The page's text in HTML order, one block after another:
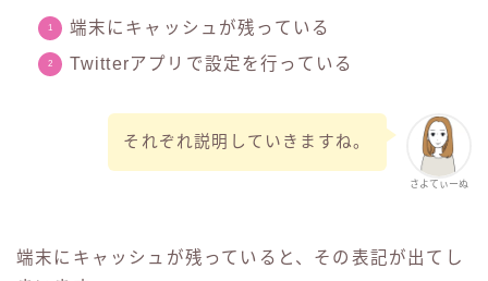
端末にキャッシュが残っている
Twitterアプリで設定を行っている
さよてぃーぬ
それぞれ説明していきますね。
端末にキャッシュが残っていると、その表記が出てし